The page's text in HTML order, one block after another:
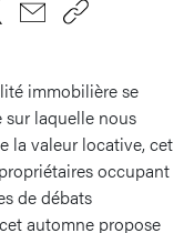
immobilière se
sur laquelle nous
la valeur locative, cet
occupant
de débats
automne propose